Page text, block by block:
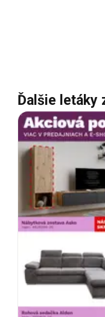
Ďalšie letáky